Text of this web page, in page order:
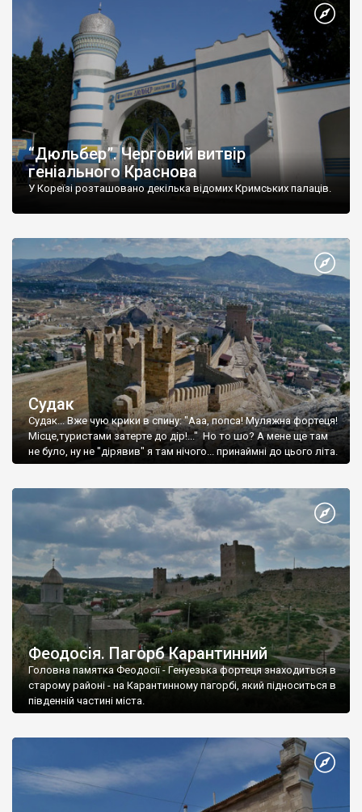
“Дюльбер”. Черговий витвір
геніального Краснова
У Кореїзі розташовано декілька відомих Кримських палаців.
Судак
Судак... Вже чую крики в спину: "Ааа, попса! Муляжна фортеця!
Місце,туристами затерте до дір!..." Но то шо? А мене ще там
не було, ну не "дірявив" я там нічого... принаймні до цього літа.
Феодосія. Пагорб Карантинний
Головна памятка Феодосії - Генуезька фортеця знаходиться в
старому районі - на Карантинному пагорбі, який підноситься в
південній частині міста.